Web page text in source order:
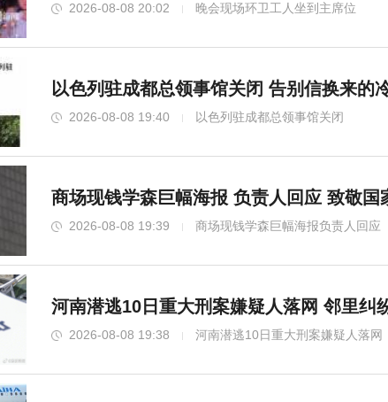
2026-08-08 20:02 晚会现场环卫工人坐到主席位
以色列驻成都总领事馆关闭 告别信换来的
2026-08-08 19:40 以色列驻成都总领事馆关闭
商场现钱学森巨幅海报 负责人回应 致敬国
2026-08-08 19:39 商场现钱学森巨幅海报负责人回应
河南潜逃10日重大刑案嫌疑人落网 邻里纠
2026-08-08 19:38 河南潜逃10日重大刑案嫌疑人落网